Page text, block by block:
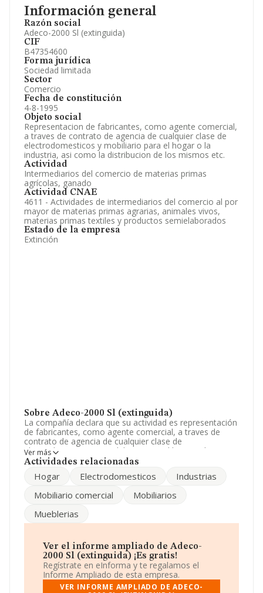
Información general
Razón social
Adeco-2000 Sl (extinguida)
CIF
B47354600
Forma jurídica
Sociedad limitada
Sector
Comercio
Fecha de constitución
4-8-1995
Objeto social
Representacion de fabricantes, como agente comercial,
a traves de contrato de agencia de cualquier clase de
electrodomesticos y mobiliario para el hogar o la
industria, asi como la distribucion de los mismos etc.
Actividad
Intermediarios del comercio de materias primas
agrícolas, ganado
Actividad CNAE
4611 - Actividades de intermediarios del comercio al por
mayor de materias primas agrarias, animales vivos,
materias primas textiles y productos semielaborados
Estado de la empresa
Extinción
Sobre Adeco-2000 Sl (extinguida)
La compañía declara que su actividad es representación
de fabricantes, como agente comercial, a traves de
contrato de agencia de cualquier clase de
electrodomesticos y mobiliario para el hogar o la
industria, así como la distribución de los mismos etc. La
es 'Intermediarios del comercio de materias primas
productos semielaborados' con código 4611. La
Para ponerse en contacto con sus oficinas, la empresa
La empresa españolaAdeco-2000 S.L (extinguida)
NIF B47354600, está situada en Calle Ferrocarril núm.
134, (47004), en el municipio de Valladolid, Castilla-león.
Ver más
Actividades relacionadas
Hogar Electrodomesticos
Industrias
Mobiliario comercial
Mobiliarios
Mueblerias
Ver el informe ampliado de Adeco-
2000 Sl (extinguida) ¡Es gratis!
Regístrate en eInforma y te regalamos el
Informe Ampliado de esta empresa.
VER INFORME AMPLIADO DE ADECO-
Información oficial y registral complementaria.